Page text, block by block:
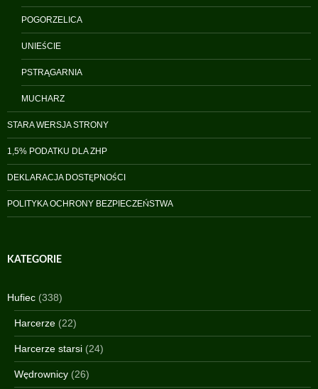
POGORZELICA
UNIEŚCIE
PSTRĄGARNIA
MUCHARZ
STARA WERSJA STRONY
1,5% PODATKU DLA ZHP
DEKLARACJA DOSTĘPNOŚCI
POLITYKA OCHRONY BEZPIECZEŃSTWA
KATEGORIE
Hufiec (338)
Harcerze (22)
Harcerze starsi (24)
Wędrownicy (26)